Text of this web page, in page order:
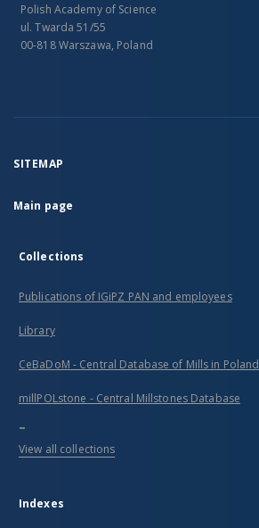
Polish Academy of Science
ul. Twarda 51/55
00-818 Warszawa, Poland
SITEMAP
Main page
Collections
Publications of IGiPZ PAN and employees
Library
CeBaDoM - Central Database of Mills in Poland
millPOLstone - Central Millstones Database
...
View all collections
Indexes